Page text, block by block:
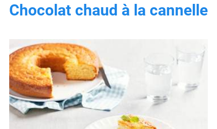
Chocolat chaud à la cannelle